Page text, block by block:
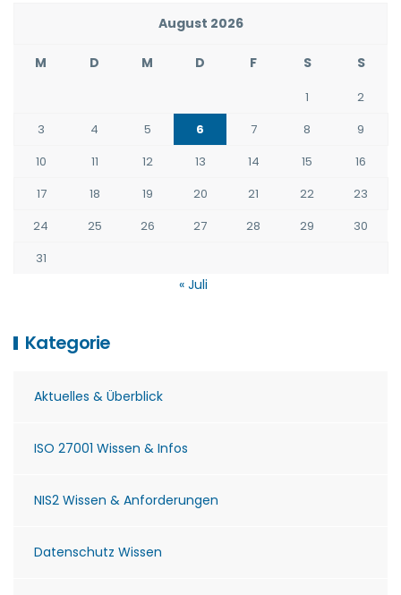
August 2026
M D M D F S S
1
2
3
4 5 6 7 8
9
10
11 12 13 14 15
16
17
18 19 20 21 22
23
24
25 26 27 28 29
30
31
« Juli
Kategorie
Aktuelles & Überblick
ISO 27001 Wissen & Infos
NIS2 Wissen & Anforderungen
Datenschutz Wissen